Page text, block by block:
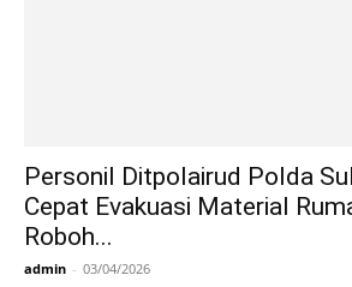
Personil Ditpolairud Polda
Cepat Evakuasi Material
Roboh...
admin - 03/04/2026